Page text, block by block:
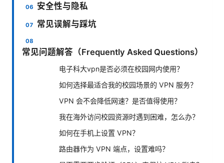
安全性与隐私
常见误解与踩坑
常见问题解答（Frequently Asked Questions）
电子科大vpn是否必须在校园网内使用？
如何选择最适合我的校园场景的 VPN 服务？
VPN 会不会降低网速？是否值得使用？
我在海外访问校园资源时遇到困难，怎么办？
如何在手机上设置 VPN？
路由器作为 VPN 端点，设置难吗？